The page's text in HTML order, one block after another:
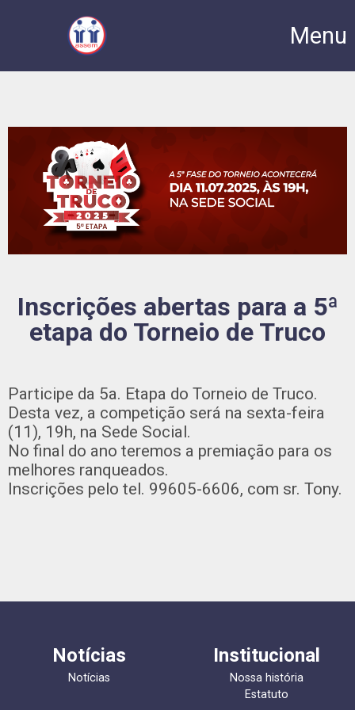
Menu
Inscrições abertas para a 5ª
etapa do Torneio de Truco
Participe da 5a. Etapa do Torneio de Truco.
Desta vez, a competição será na sexta-feira
(11), 19h, na Sede Social.
No final do ano teremos a premiação para os
melhores ranqueados.
Inscrições pelo tel. 99605-6606, com sr. Tony.
Notícias
Notícias
Institucional
Nossa história
Estatuto